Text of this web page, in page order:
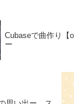
Cubaseで曲作り【
ー